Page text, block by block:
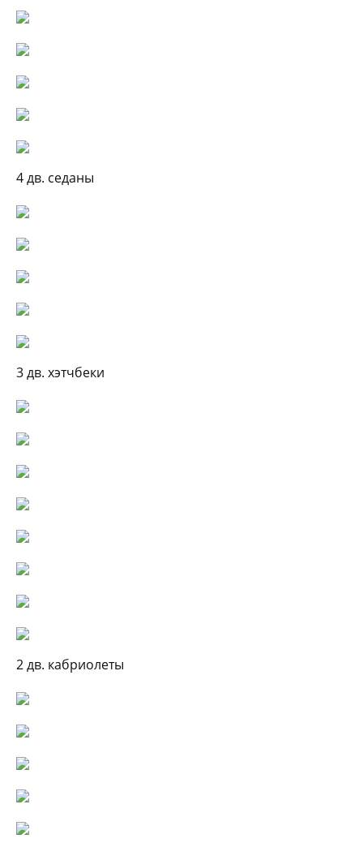
4 дв. седаны
3 дв. хэтчбеки
2 дв. кабриолеты